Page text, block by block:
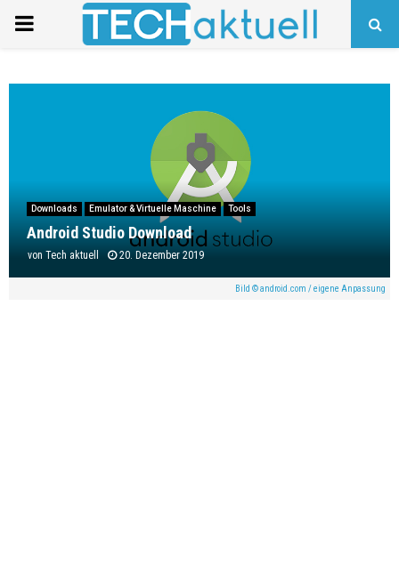
PRIMARY
Downloads Emulator & Virtuelle Maschine Tools
Android Studio Download
von Tech aktuell 20. Dezember 2019
Bild © android.com / eigene Anpassung